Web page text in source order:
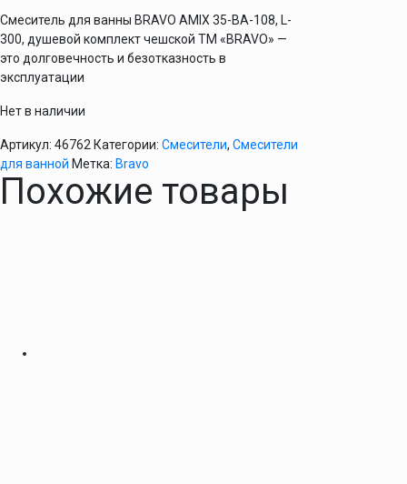
Cмеситель для ванны BRAVO AMIX 35-BA-108, L-
300, душевой комплект чешской ТМ «BRAVO» —
это долговечность и безотказность в
эксплуатации
Нет в наличии
Артикул: 46762 Категории: Смесители, Смесители
для ванной Метка: Bravo
Похожие товары